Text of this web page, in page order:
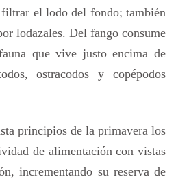
el lodo del fondo; también
lodazales. Del fango consume
que vive justo encima de
ostracodos y copépodos
principios de la primavera los
de alimentación con vistas
incrementando su reserva de